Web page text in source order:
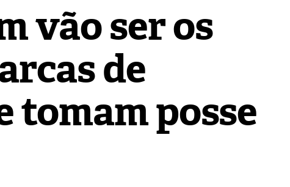
vão ser os
de
tomam posse